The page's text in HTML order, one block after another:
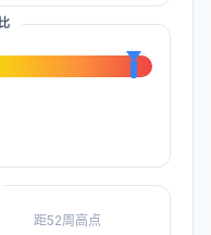
距52周高点